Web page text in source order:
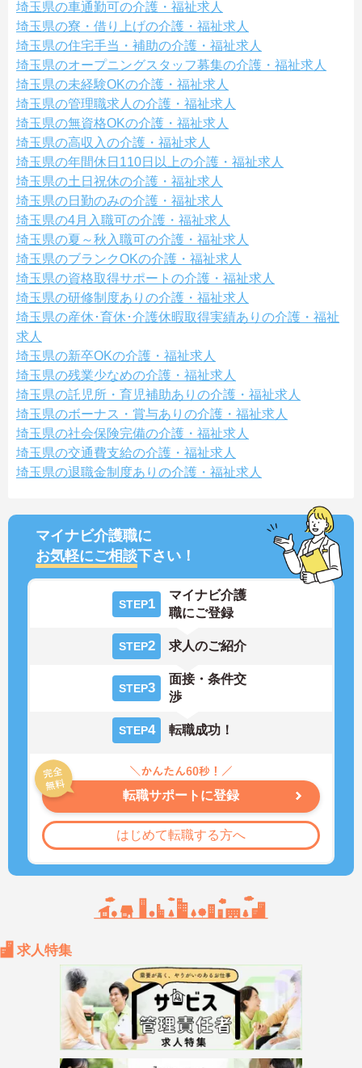
埼玉県の車通勤可の介護・福祉求人
埼玉県の寮・借り上げの介護・福祉求人
埼玉県の住宅手当・補助の介護・福祉求人
埼玉県のオープニングスタッフ募集の介護・福祉求人
埼玉県の未経験OKの介護・福祉求人
埼玉県の管理職求人の介護・福祉求人
埼玉県の無資格OKの介護・福祉求人
埼玉県の高収入の介護・福祉求人
埼玉県の年間休日110日以上の介護・福祉求人
埼玉県の土日祝休の介護・福祉求人
埼玉県の日勤のみの介護・福祉求人
埼玉県の4月入職可の介護・福祉求人
埼玉県の夏～秋入職可の介護・福祉求人
埼玉県のブランクOKの介護・福祉求人
埼玉県の資格取得サポートの介護・福祉求人
埼玉県の研修制度ありの介護・福祉求人
埼玉県の産休･育休･介護休暇取得実績ありの介護・福祉
求人
埼玉県の新卒OKの介護・福祉求人
埼玉県の残業少なめの介護・福祉求人
埼玉県の託児所・育児補助ありの介護・福祉求人
埼玉県のボーナス・賞与ありの介護・福祉求人
埼玉県の社会保険完備の介護・福祉求人
埼玉県の交通費支給の介護・福祉求人
埼玉県の退職金制度ありの介護・福祉求人
マイナビ介護職に
お気軽にご相談下さい！
STEP1
マイナビ介護
職にご登録
STEP2 求人のご紹介
STEP3
面接・条件交
渉
STEP4 転職成功！
転職サポートに登録
はじめて転職する方へ
求人特集